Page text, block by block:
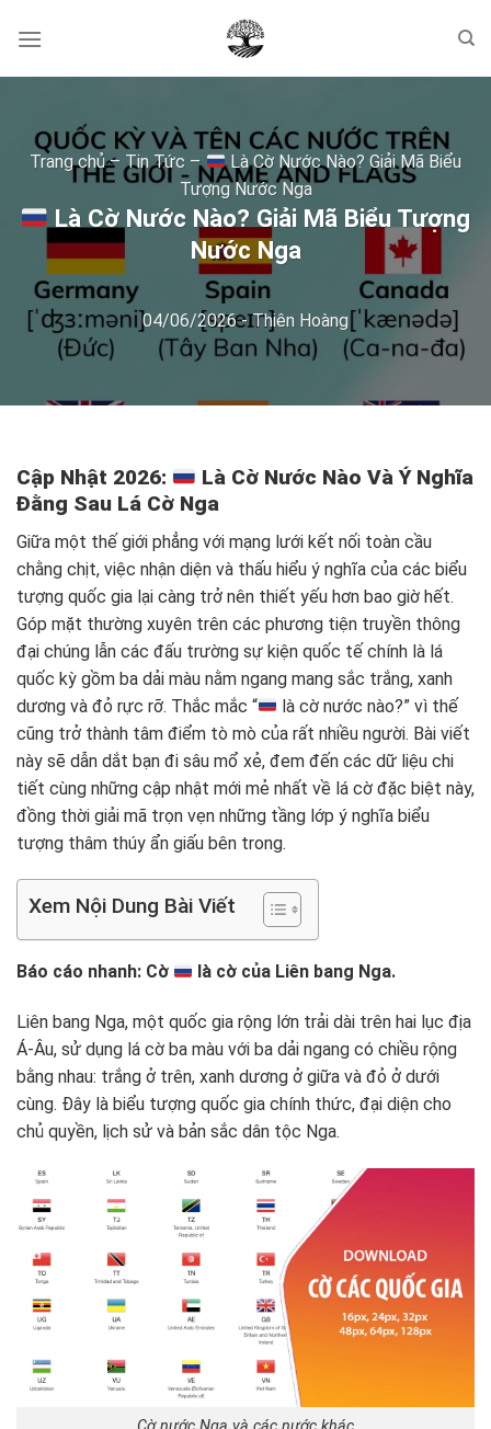
Trang chủ– Tin Tức –
Là Cờ Nước Nào? Giải Mã Biểu
Tượng Nước Nga
Là Cờ Nước Nào? Giải Mã Biểu Tượng
Nước Nga
04/06/2026-Thiên Hoàng
Cập Nhật 2026:
Là Cờ Nước Nào Và Ý Nghĩa
Đằng Sau Lá Cờ Nga
Giữa một thế giới phẳng với mạng lưới kết nối toàn cầu
chằng chịt, việc nhận diện và thấu hiểu ý nghĩa của các biểu
tượng quốc gia lại càng trở nên thiết yếu hơn bao giờ hết.
Góp mặt thường xuyên trên các phương tiện truyền thông
đại chúng lẫn các đấu trường sự kiện quốc tế chính là lá
quốc kỳ gồm ba dải màu nằm ngang mang sắc trắng, xanh
dương và đỏ rực rỡ. Thắc mắc “
là cờ nước nào?” vì thế
cũng trở thành tâm điểm tò mò của rất nhiều người. Bài viết
này sẽ dẫn dắt bạn đi sâu mổ xẻ, đem đến các dữ liệu chi
tiết cùng những cập nhật mới mẻ nhất về lá cờ đặc biệt này,
đồng thời giải mã trọn vẹn những tầng lớp ý nghĩa biểu
tượng thâm thúy ẩn giấu bên trong.
Xem Nội Dung Bài Viết
Báo cáo nhanh: Cờ là cờ của Liên bang Nga.
Liên bang Nga, một quốc gia rộng lớn trải dài trên hai lục địa
Á-Âu, sử dụng lá cờ ba màu với ba dải ngang có chiều rộng
bằng nhau: trắng ở trên, xanh dương ở giữa và đỏ ở dưới
cùng. Đây là biểu tượng quốc gia chính thức, đại diện cho
chủ quyền, lịch sử và bản sắc dân tộc Nga.